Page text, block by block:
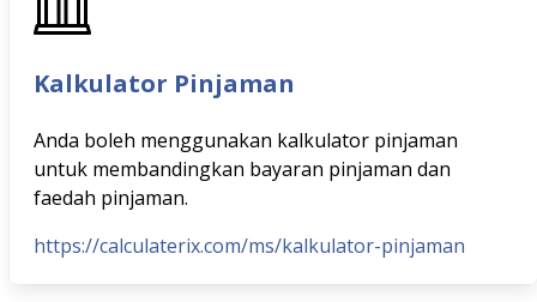
Kalkulator Pinjaman
Anda boleh menggunakan kalkulator pinjaman
untuk membandingkan bayaran pinjaman dan
faedah pinjaman.
https://calculaterix.com/ms/kalkulator-pinjaman